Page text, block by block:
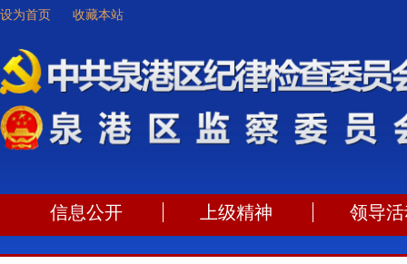
设为首页 收藏本站
信息公开 上级精神 领导